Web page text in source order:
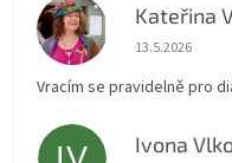
KV Kateřina
Hodnocení
13.5.2026
Vracím se pravidelně pro
Ivona